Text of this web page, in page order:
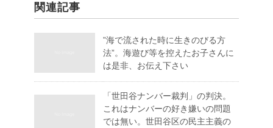
関連記事
”海で流された時に生きのびる方
法”。海遊び等を控えたお子さんに
は是非、お伝え下さい
「世田谷ナンバー裁判」の判決。
これはナンバーの好き嫌いの問題
では無い。世田谷区の民主主義の